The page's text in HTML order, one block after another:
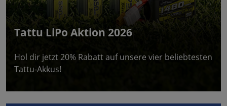
Tattu LiPo Aktion 2026
Hol dir jetzt 20% Rabatt auf unsere vier beliebtesten
Tattu-Akkus!